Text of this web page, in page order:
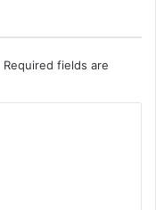
Required fields are